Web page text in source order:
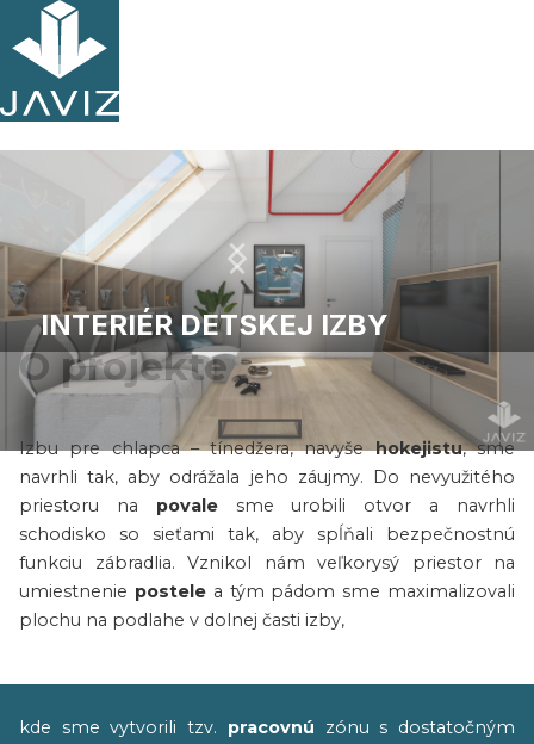
INTERIÉR DETSKEJ IZBY
Slide 2 of 8.
O projekte
Izbu pre chlapca – tínedžera, navyšehokejistu, sme
navrhli tak, aby odrážala jeho záujmy. Do nevyužitého
priestoru na povalesme urobili otvor a navrhli
schodisko so sieťami tak, aby spĺňali bezpečnostnú
funkciu zábradlia. Vznikol nám veľkorysý priestor na
umiestnenie postelea tým pádom sme maximalizovali
plochu na podlahe v dolnej časti izby,
kde sme vytvorili tzv. pracovnú zónu s dostatočným